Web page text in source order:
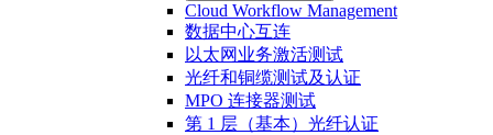
Cloud Workflow Management
数据中心互连
以太网业务激活测试
光纤和铜缆测试及认证
MPO 连接器测试
第 1 层（基本）光纤认证